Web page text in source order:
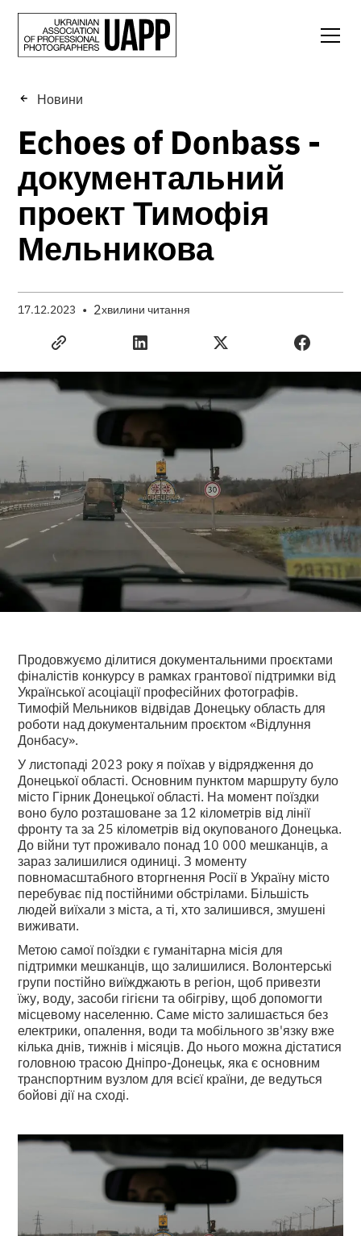
Новини
Echoes of Donbass -
документальний
проект Тимофія
Мельникова
17.12.2023 • 2хвилини читання
Продовжуємо ділитися документальними проєктами
фіналістів конкурсу в рамках грантової підтримки від
Української асоціації професійних фотографів.
Тимофій Мельников відвідав Донецьку область для
роботи над документальним проєктом «Відлуння
Донбасу».
У листопаді 2023 року я поїхав у відрядження до
Донецької області. Основним пунктом маршруту було
місто Гірник Донецької області. На момент поїздки
воно було розташоване за 12 кілометрів від лінії
фронту та за 25 кілометрів від окупованого Донецька.
До війни тут проживало понад 10 000 мешканців, а
зараз залишилися одиниці. З моменту
повномасштабного вторгнення Росії в Україну місто
перебуває під постійними обстрілами. Більшість
людей виїхали з міста, а ті, хто залишився, змушені
виживати.
Метою самої поїздки є гуманітарна місія для
підтримки мешканців, що залишилися. Волонтерські
групи постійно виїжджають в регіон, щоб привезти
їжу, воду, засоби гігієни та обігріву, щоб допомогти
місцевому населенню. Саме місто залишається без
електрики, опалення, води та мобільного зв'язку вже
кілька днів, тижнів і місяців. До нього можна дістатися
головною трасою Дніпро-Донецьк, яка є основним
транспортним вузлом для всієї країни, де ведуться
бойові дії на сході.